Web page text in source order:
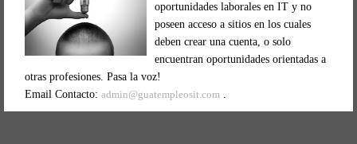
oportunidades laborales en IT y no
poseen acceso a sitios en los cuales
deben crear una cuenta, o solo
encuentran oportunidades orientadas a
otras profesiones. Pasa la voz!
Email Contacto: admin@guatempleosit.com .